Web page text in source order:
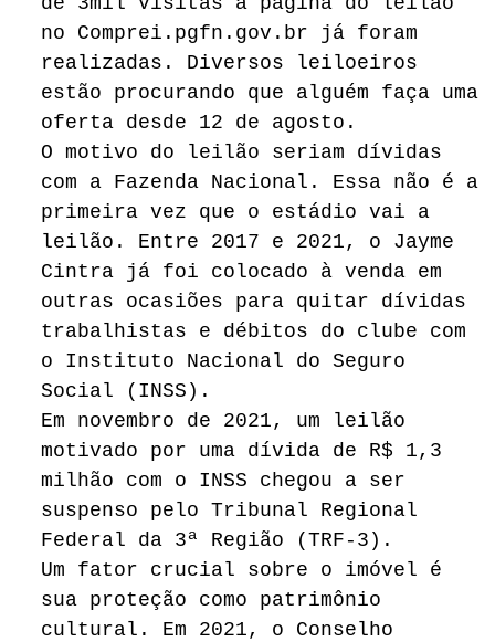
no Comprei.pgfn.gov.br já foram
realizadas. Diversos leiloeiros
estão procurando que alguém faça uma
oferta desde 12 de agosto.
O motivo do leilão seriam dívidas
com a Fazenda Nacional. Essa não é a
primeira vez que o estádio vai a
leilão. Entre 2017 e 2021, o Jayme
Cintra já foi colocado à venda em
outras ocasiões para quitar dívidas
trabalhistas e débitos do clube com
o Instituto Nacional do Seguro
Social (INSS).
Em novembro de 2021, um leilão
motivado por uma dívida de R$ 1,3
milhão com o INSS chegou a ser
suspenso pelo Tribunal Regional
Federal da 3ª Região (TRF-3).
Um fator crucial sobre o imóvel é
sua proteção como patrimônio
cultural. Em 2021, o Conselho